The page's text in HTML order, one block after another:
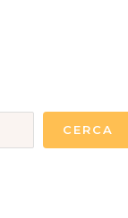
CERCA